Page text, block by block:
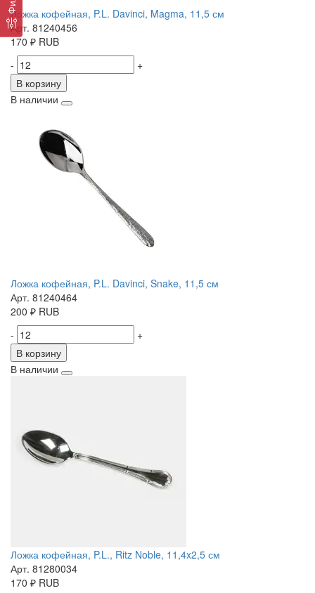
Ложка кофейная, P.L. Davinci, Magma, 11,5 см
Арт. 81240456
170 ₽ RUB
-
+
В корзину
В наличии
Ложка кофейная, P.L. Davinci, Snake, 11,5 см
Арт. 81240464
200 ₽ RUB
-
+
В корзину
В наличии
Ложка кофейная, P.L., Ritz Noble, 11,4x2,5 см
Арт. 81280034
170 ₽ RUB